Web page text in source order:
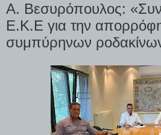
Α. Βεσυρόπουλος:
Ε.Κ.Ε για την
συμπύρηνων